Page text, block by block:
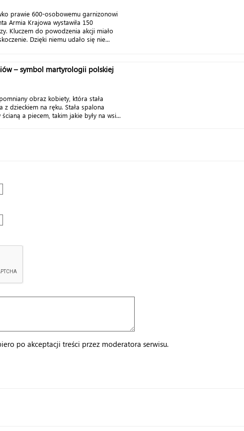
prawie 600-osobowemu garnizonowi
Armia Krajowa wystawiła 150
Kluczem do powodzenia akcji miało
Dzięki niemu udało się nie...
– symbol martyrologii polskiej
obraz kobiety, która stała
z dzieckiem na ręku. Stała spalona
ścianą a piecem, takim jakie były na wsi...
po akceptacji treści przez moderatora serwisu.